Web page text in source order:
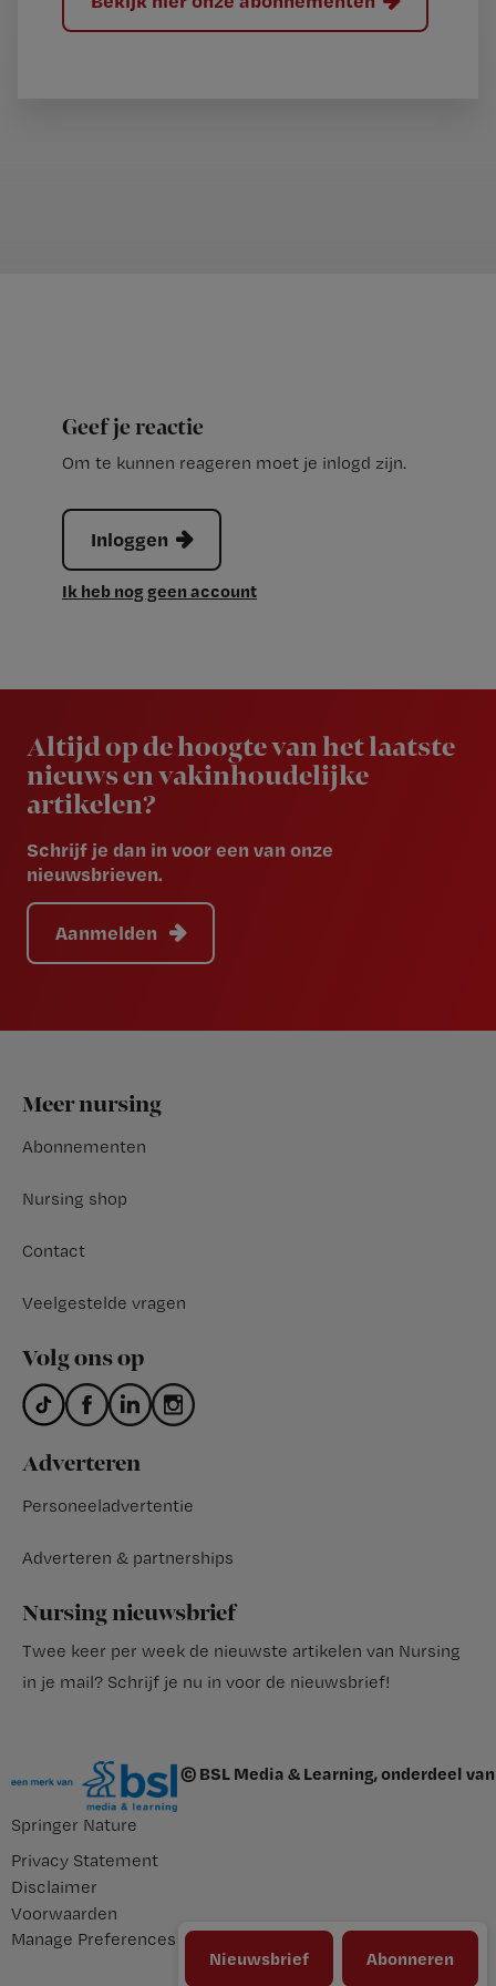
Nieuwsbrief Abonneren
Geef je reactie
Om te kunnen reageren moet je inlogd zijn.
Inloggen
Ik heb nog geen account
Altijd op de hoogte van het laatste
nieuws en vakinhoudelijke
artikelen?
Schrijf je dan in voor een van onze
nieuwsbrieven.
Aanmelden
Footer
Meer nursing
Abonnementen
Nursing shop
Contact
Veelgestelde vragen
Volg ons op
Adverteren
Personeeladvertentie
Adverteren & partnerships
Nursing nieuwsbrief
Twee keer per week de nieuwste artikelen van Nursing
in je mail? Schrijf je nu in voor de nieuwsbrief!
© BSL Media & Learning, onderdeel van
Springer Nature
Privacy Statement
Disclaimer
Voorwaarden
Manage Preferences